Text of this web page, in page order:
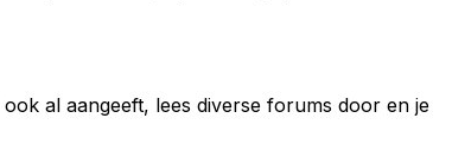
al aangeeft, lees diverse forums door en je